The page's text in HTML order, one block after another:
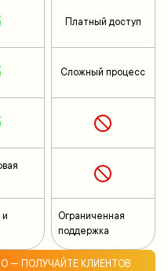
и
Платный доступ
Сложный процесс
Ограниченная
поддержка
— ПОЛУЧАЙТЕ КЛИЕНТОВ